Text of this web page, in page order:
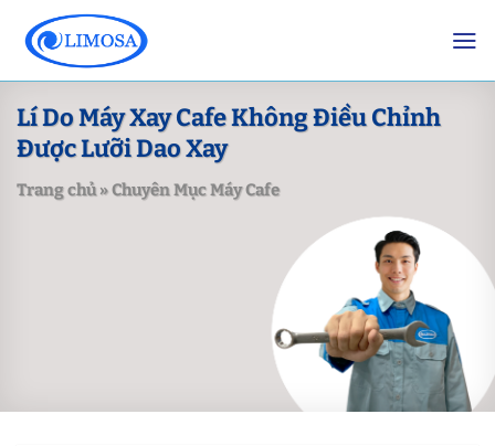
content
Lí Do Máy Xay Cafe Không Điều Chỉnh
Được Lưỡi Dao Xay
Trang chủ»Chuyên Mục Máy Cafe